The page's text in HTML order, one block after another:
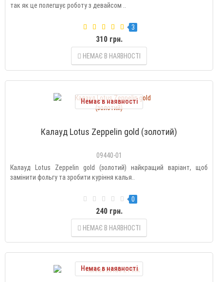
так як це полегшує роботу з девайсом ..
3
310 грн.
НЕМАЄ В НАЯВНОСТІ
Немає в наявності
Калауд Lotus Zeppelin gold (золотий)
09440-01
Калауд Lotus Zeppelin gold (золотий) найкращий варіант, щоб
замінити фольгу та зробити куріння калья..
0
240 грн.
НЕМАЄ В НАЯВНОСТІ
Немає в наявності